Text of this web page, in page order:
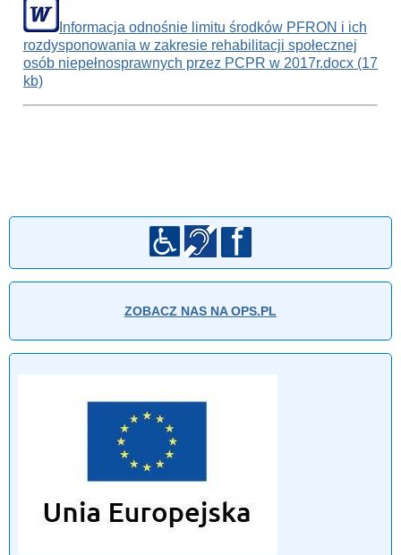
Informacja odnośnie limitu środków PFRON i ich
rozdysponowania w zakresie rehabilitacji społecznej
osób niepełnosprawnych przez PCPR w 2017r.docx (17
kb)
ZOBACZ NAS NA OPS.PL